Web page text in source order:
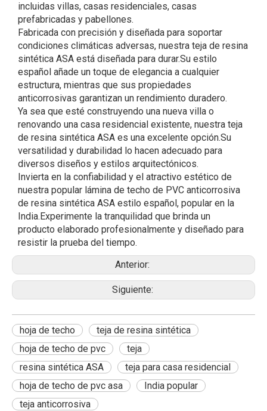
incluidas villas, casas residenciales, casas
prefabricadas y pabellones.
Fabricada con precisión y diseñada para soportar
condiciones climáticas adversas, nuestra teja de resina
sintética ASA está diseñada para durar.Su estilo
español añade un toque de elegancia a cualquier
estructura, mientras que sus propiedades
anticorrosivas garantizan un rendimiento duradero.
Ya sea que esté construyendo una nueva villa o
renovando una casa residencial existente, nuestra teja
de resina sintética ASA es una excelente opción.Su
versatilidad y durabilidad lo hacen adecuado para
diversos diseños y estilos arquitectónicos.
Invierta en la confiabilidad y el atractivo estético de
nuestra popular lámina de techo de PVC anticorrosiva
de resina sintética ASA estilo español, popular en la
India.Experimente la tranquilidad que brinda un
producto elaborado profesionalmente y diseñado para
resistir la prueba del tiempo.
Anterior:
Siguiente:
hoja de techo
teja de resina sintética
hoja de techo de pvc
teja
resina sintética ASA
teja para casa residencial
hoja de techo de pvc asa
India popular
teja anticorrosiva